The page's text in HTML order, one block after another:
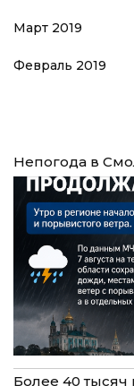
Март 2019
Февраль 2019
Непогода в
Более 40 тысяч